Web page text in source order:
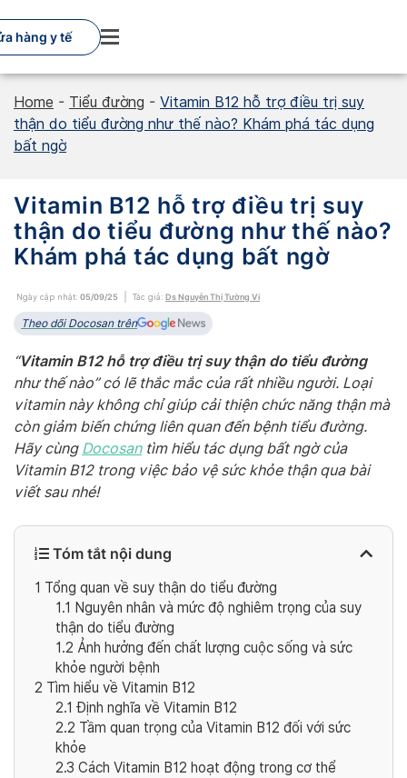
to
content
hàng y tế
Home - Tiểu đường - Vitamin B12 hỗ trợ điều trị suy
thận do tiểu đường như thế nào? Khám phá tác dụng
bất ngờ
Vitamin B12 hỗ trợ điều trị suy
thận do tiểu đường như thế nào?
Khám phá tác dụng bất ngờ
Ngày cập nhật: 05/09/25 Tác giả: Ds Nguyễn Thị Tường Vi
Theo dõi Docosan trên
“Vitamin B12 hỗ trợ điều trị suy thận do tiểu đường
như thế nào” có lẽ thắc mắc của rất nhiều người. Loại
vitamin này không chỉ giúp cải thiện chức năng thận mà
còn giảm biến chứng liên quan đến bệnh tiểu đường.
Hãy cùng Docosantìm hiểu tác dụng bất ngờ của
Vitamin B12 trong việc bảo vệ sức khỏe thận qua bài
viết sau nhé!
Tóm tắt nội dung
1 Tổng quan về suy thận do tiểu đường
1.1 Nguyên nhân và mức độ nghiêm trọng của suy
thận do tiểu đường
1.2 Ảnh hưởng đến chất lượng cuộc sống và sức
khỏe người bệnh
2 Tìm hiểu về Vitamin B12
2.1 Định nghĩa về Vitamin B12
2.2 Tầm quan trọng của Vitamin B12 đối với sức
khỏe
2.3 Cách Vitamin B12 hoạt động trong cơ thể